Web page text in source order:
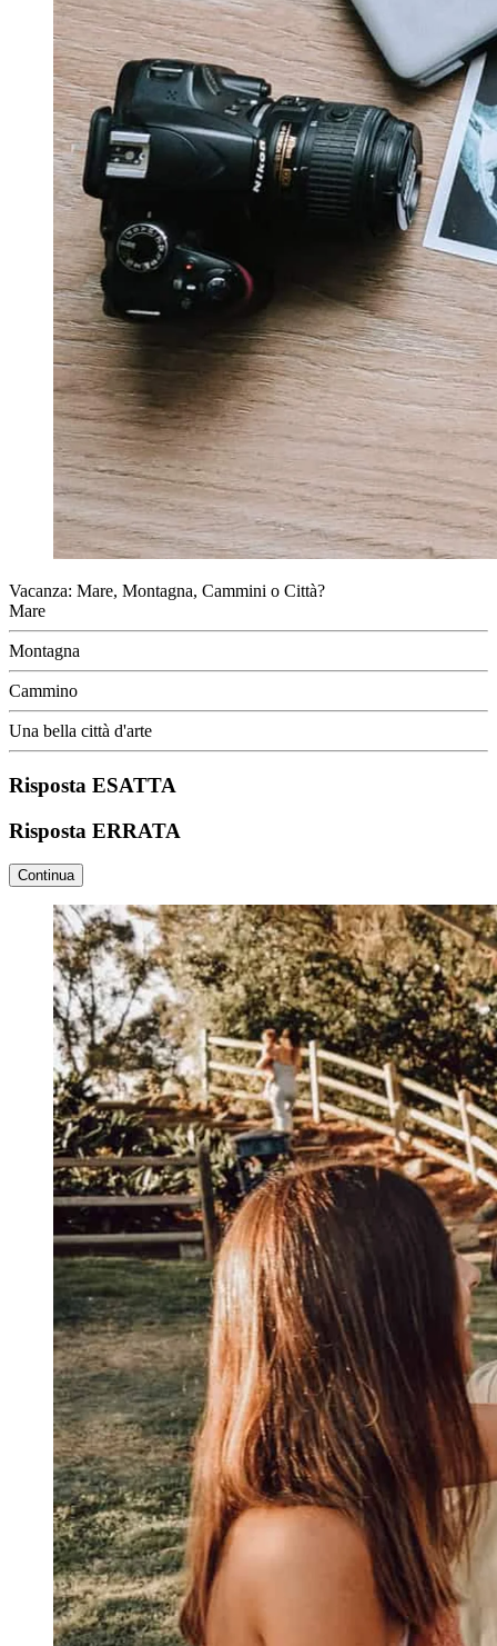
Vacanza: Mare, Montagna, Cammini o Città?
Mare
Montagna
Cammino
Una bella città d'arte
Risposta ESATTA
Risposta ERRATA
Continua